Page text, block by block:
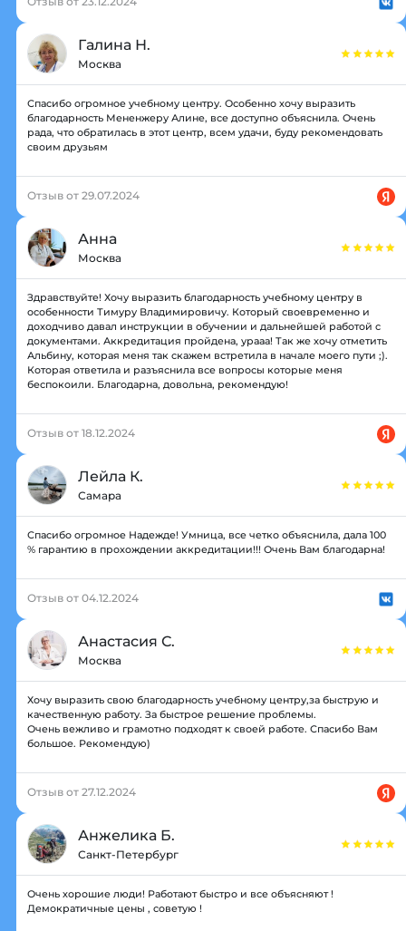
Галина Н.
Москва
Спасибо огромное учебному центру. Особенно хочу выразить
благодарность Мененжеру Алине, все доступно объяснила. Очень
рада, что обратилась в этот центр, всем удачи, буду рекомендовать
своим друзьям
Отзыв от 29.07.2024
Анна
Москва
Здравствуйте! Хочу выразить благодарность учебному центру в
особенности Тимуру Владимировичу. Который своевременно и
доходчиво давал инструкции в обучении и дальнейшей работой с
документами. Аккредитация пройдена, урааа! Так же хочу отметить
Альбину, которая меня так скажем встретила в начале моего пути ;).
Которая ответила и разъяснила все вопросы которые меня
беспокоили. Благодарна, довольна, рекомендую!
Отзыв от 18.12.2024
Лейла К.
Самара
Спасибо огромное Надежде! Умница, все четко объяснила, дала 100
% гарантию в прохождении аккредитации!!! Очень Вам благодарна!
Отзыв от 04.12.2024
Анастасия С.
Москва
Хочу выразить свою благодарность учебному центру,за быструю и
качественную работу. За быстрое решение проблемы.
Очень вежливо и грамотно подходят к своей работе. Спасибо Вам
большое. Рекомендую)
Отзыв от 27.12.2024
Анжелика Б.
Санкт-Петербург
Очень хорошие люди! Работают быстро и все объясняют !
Демократичные цены , советую !